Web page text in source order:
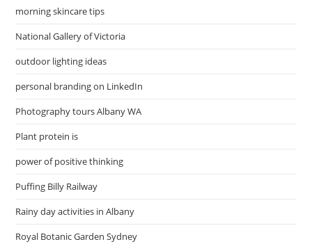
morning skincare tips
National Gallery of Victoria
outdoor lighting ideas
personal branding on LinkedIn
Photography tours Albany WA
Plant protein is
power of positive thinking
Puffing Billy Railway
Rainy day activities in Albany
Royal Botanic Garden Sydney